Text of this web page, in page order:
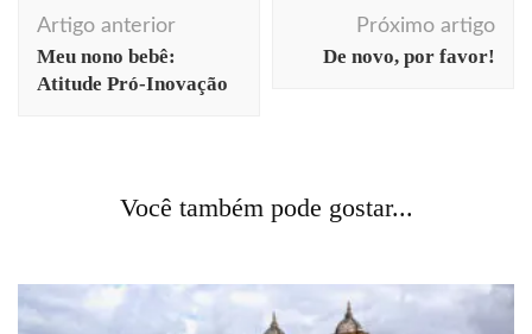
de
post
Artigo anterior
Meu nono bebê:
Atitude Pró-Inovação
Próximo artigo
De novo, por favor!
Você também pode gostar...
Dez dias de encher os olhos: parte 2 [Verona]